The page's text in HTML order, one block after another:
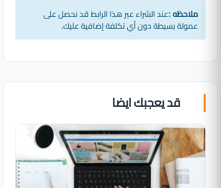
ملاحظه :عند الشراء عبر هذا الرابط قد نحصل على
عمولة بسيطة دون أي تكلفة إضافية عليك.
قد يعجبك ايضا